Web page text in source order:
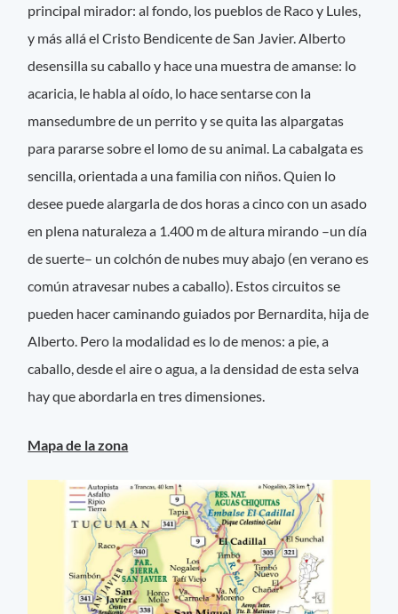
principal mirador: al fondo, los pueblos de Raco y Lules,
y más allá el Cristo Bendicente de San Javier. Alberto
desensilla su caballo y hace una muestra de amanse: lo
acaricia, le habla al oído, lo hace sentarse con la
mansedumbre de un perrito y se quita las alpargatas
para pararse sobre el lomo de su animal. La cabalgata es
sencilla, orientada a una familia con niños. Quien lo
desee puede alargarla de dos horas a cinco con un asado
en plena naturaleza a 1.400 m de altura mirando –un día
de suerte– un colchón de nubes muy abajo (en verano es
común atravesar nubes a caballo). Estos circuitos se
pueden hacer caminando guiados por Bernardita, hija de
Alberto. Pero la modalidad es lo de menos: a pie, a
caballo, desde el aire o agua, a la densidad de esta selva
hay que abordarla en tres dimensiones.
Mapa de la zona